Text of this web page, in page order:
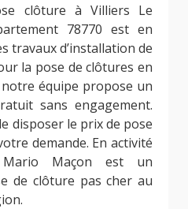
clôture à Villiers Le
78770 est en
travaux d’installation de
la pose de clôtures en
équipe propose un
sans engagement.
disposer le prix de pose
demande. En activité
Maçon est un
de clôture pas cher au